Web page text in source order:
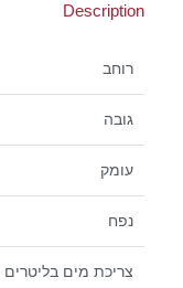
Description
רוחב
גובה
עומק
נפח
צריכת מים בליטרים